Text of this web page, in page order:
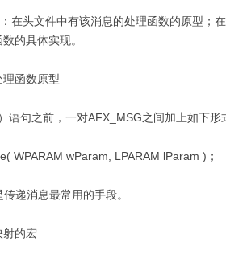
在头文件中有该消息的处理函数的原型；
的具体实现。
函数原型
语句之前，一对AFX_MSG之间加上如下形
WPARAM wParam, LPARAM lParam )；
递消息最常用的手段。
的宏